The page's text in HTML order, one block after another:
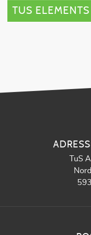
TUS ELEMENTS
TuS